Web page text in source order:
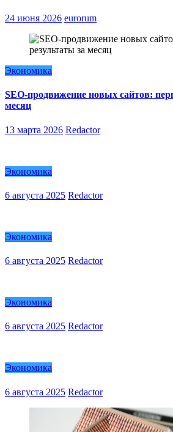
24 июня 2026 eurorum
Экономика
SEO-продвижение новых сайтов:
месяц
13 марта 2026 Redactor
Экономика
6 августа 2025 Redactor
Экономика
6 августа 2025 Redactor
Экономика
6 августа 2025 Redactor
Экономика
6 августа 2025 Redactor